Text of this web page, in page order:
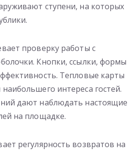
ступени, на которых
проверку работы с
Кнопки, ссылки, формы
Тепловые карты
интереса гостей.
дают наблюдать настоящие
на площадке.
регулярность возвратов на